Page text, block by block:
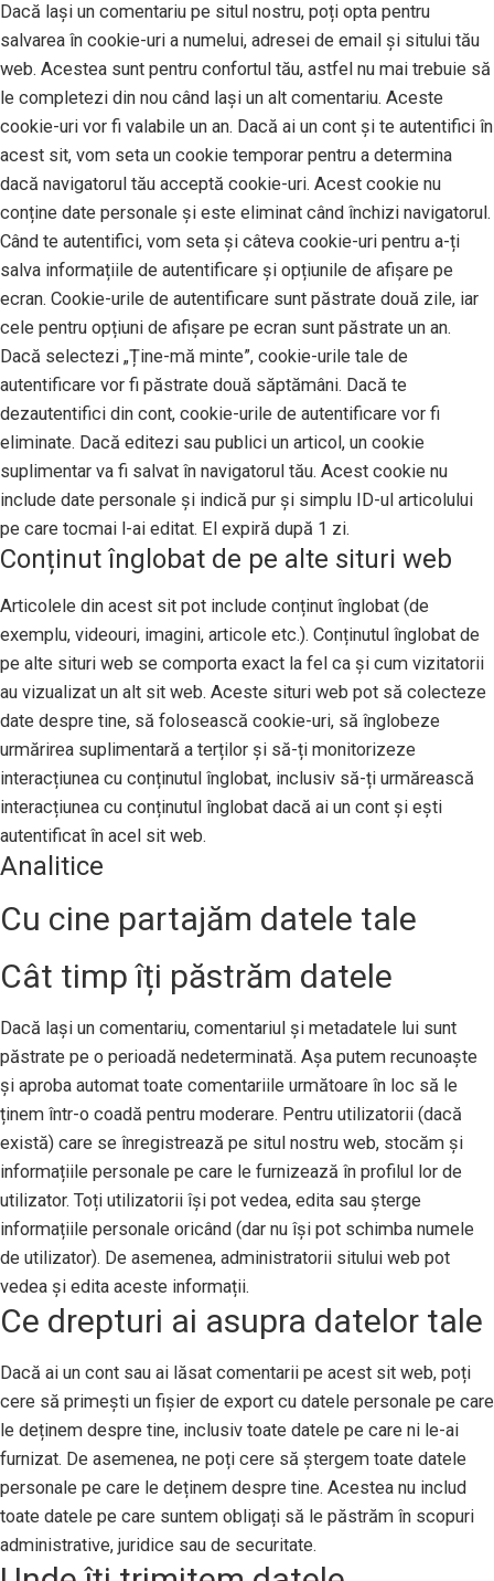
Dacă lași un comentariu pe situl nostru, poți opta pentru
salvarea în cookie-uri a numelui, adresei de email și sitului tău
web. Acestea sunt pentru confortul tău, astfel nu mai trebuie să
le completezi din nou când lași un alt comentariu. Aceste
cookie-uri vor fi valabile un an. Dacă ai un cont și te autentifici în
acest sit, vom seta un cookie temporar pentru a determina
dacă navigatorul tău acceptă cookie-uri. Acest cookie nu
conține date personale și este eliminat când închizi navigatorul.
Când te autentifici, vom seta și câteva cookie-uri pentru a-ți
salva informațiile de autentificare și opțiunile de afișare pe
ecran. Cookie-urile de autentificare sunt păstrate două zile, iar
cele pentru opțiuni de afișare pe ecran sunt păstrate un an.
Dacă selectezi „Ține-mă minte”, cookie-urile tale de
autentificare vor fi păstrate două săptămâni. Dacă te
dezautentifici din cont, cookie-urile de autentificare vor fi
eliminate. Dacă editezi sau publici un articol, un cookie
suplimentar va fi salvat în navigatorul tău. Acest cookie nu
include date personale și indică pur și simplu ID-ul articolului
pe care tocmai l-ai editat. El expiră după 1 zi.
Conținut înglobat de pe alte situri web
Articolele din acest sit pot include conținut înglobat (de
exemplu, videouri, imagini, articole etc.). Conținutul înglobat de
pe alte situri web se comporta exact la fel ca și cum vizitatorii
au vizualizat un alt sit web. Aceste situri web pot să colecteze
date despre tine, să folosească cookie-uri, să înglobeze
urmărirea suplimentară a terților și să-ți monitorizeze
interacțiunea cu conținutul înglobat, inclusiv să-ți urmărească
interacțiunea cu conținutul înglobat dacă ai un cont și ești
autentificat în acel sit web.
Analitice
Cu cine partajăm datele tale
Cât timp îți păstrăm datele
Dacă lași un comentariu, comentariul și metadatele lui sunt
păstrate pe o perioadă nedeterminată. Așa putem recunoaște
și aproba automat toate comentariile următoare în loc să le
ținem într-o coadă pentru moderare. Pentru utilizatorii (dacă
există) care se înregistrează pe situl nostru web, stocăm și
informațiile personale pe care le furnizează în profilul lor de
utilizator. Toți utilizatorii își pot vedea, edita sau șterge
informațiile personale oricând (dar nu își pot schimba numele
de utilizator). De asemenea, administratorii sitului web pot
vedea și edita aceste informații.
Ce drepturi ai asupra datelor tale
Dacă ai un cont sau ai lăsat comentarii pe acest sit web, poți
cere să primești un fișier de export cu datele personale pe care
le deținem despre tine, inclusiv toate datele pe care ni le-ai
furnizat. De asemenea, ne poți cere să ștergem toate datele
personale pe care le deținem despre tine. Acestea nu includ
toate datele pe care suntem obligați să le păstrăm în scopuri
administrative, juridice sau de securitate.